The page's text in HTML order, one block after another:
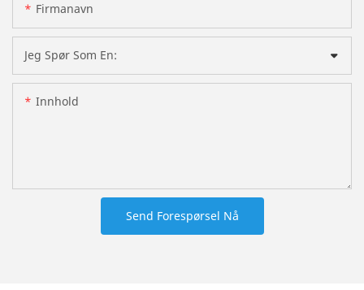
Firmanavn
Jeg Spør Som En:
Innhold
Send Forespørsel Nå